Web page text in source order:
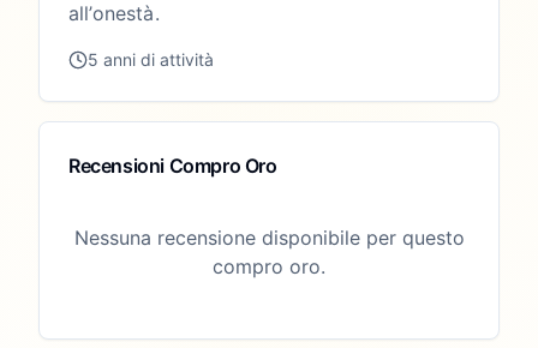
all’onestà.
5 anni di attività
Recensioni Compro Oro
Nessuna recensione disponibile per questo
compro oro.